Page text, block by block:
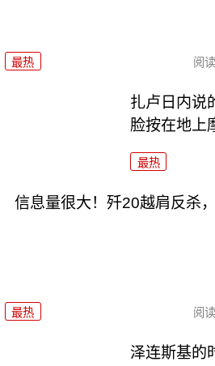
最热 阅读
扎卢日内说
脸按在地上
最热
信息量很大！歼20越肩反杀
最热 阅读
泽连斯基的